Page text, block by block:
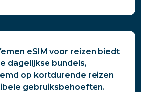
eSIM voor reizen biedt
dagelijkse bundels,
op kortdurende reizen
gebruiksbehoeften.